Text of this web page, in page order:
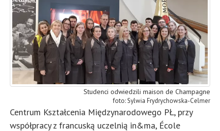
Studenci odwiedzili maison de Champagne
Sylwia Frydrychowska-Celmer
Centrum Kształcenia Międzynarodowego PŁ, przy
współpracy z francuską uczelnią in&ma, École